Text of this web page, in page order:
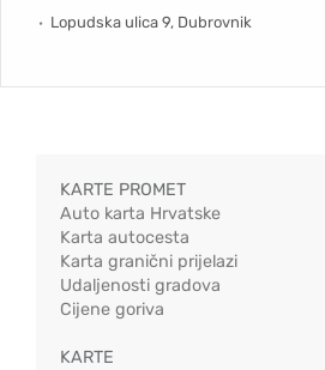
Lopudska ulica 9, Dubrovnik
KARTE PROMET
Auto karta Hrvatske
Karta autocesta
Karta granični prijelazi
Udaljenosti gradova
Cijene goriva
KARTE